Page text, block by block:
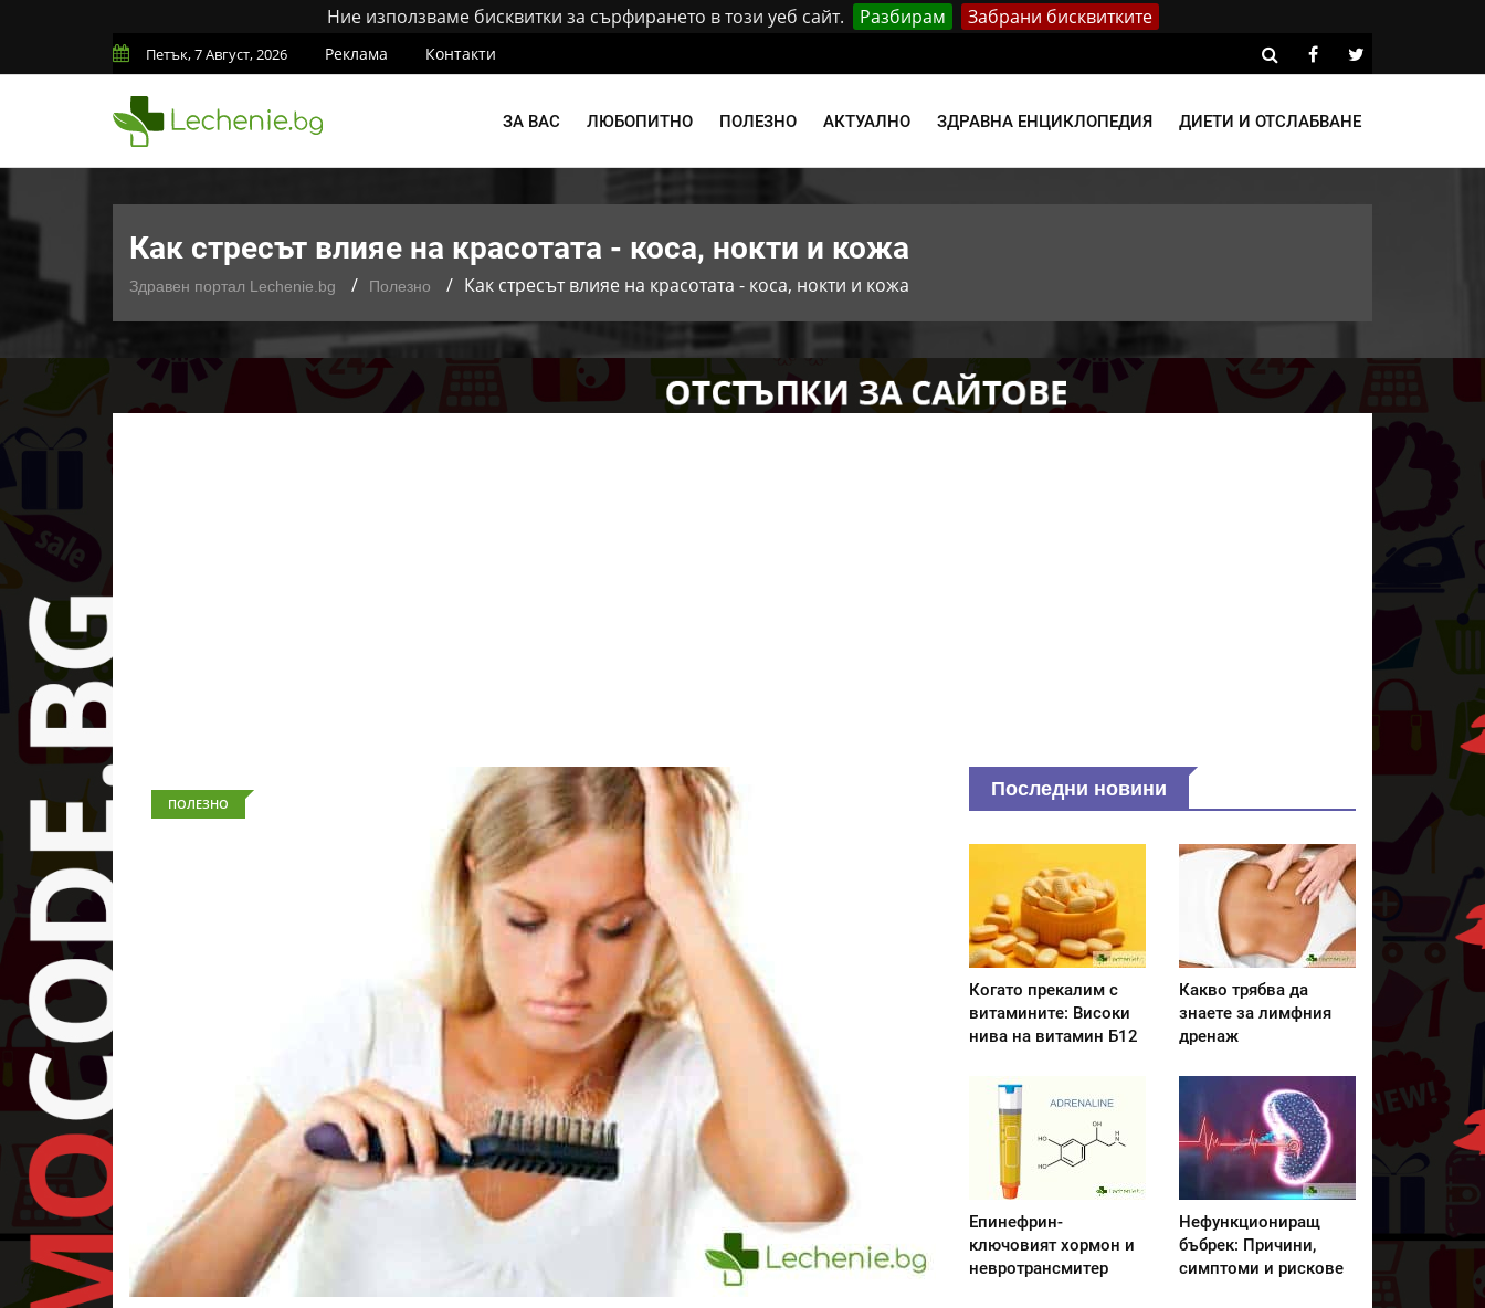
Ние използваме бисквитки за сърфирането в този уеб сайт. Разбирам Забрани бисквитките
Петък, 7 Август, 2026 Реклама Контакти
ЗА ВАС ЛЮБОПИТНО ПОЛЕЗНО АКТУАЛНО ЗДРАВНА ЕНЦИКЛОПЕДИЯ ДИЕТИ И ОТСЛАБВАНЕ
Как стресът влияе на красотата - коса, нокти и кожа
Здравен портал Lechenie.bg Полезно Как стресът влияе на красотата - коса, нокти и кожа
ПОЛЕЗНО
Последни новини
Когато прекалим с
витамините: Високи
нива на витамин Б12
Какво трябва да
знаете за лимфния
дренаж
Епинефрин-
ключовият хормон и
невротрансмитер
Нефункциониращ
бъбрек: Причини,
симптоми и рискове